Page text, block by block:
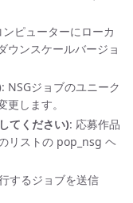
ピューターにローカ
ウンスケールバージョ
: NSGジョブのユニーク
します。
てください): 応募作品
リストの pop_nsg ヘ
するジョブを送信